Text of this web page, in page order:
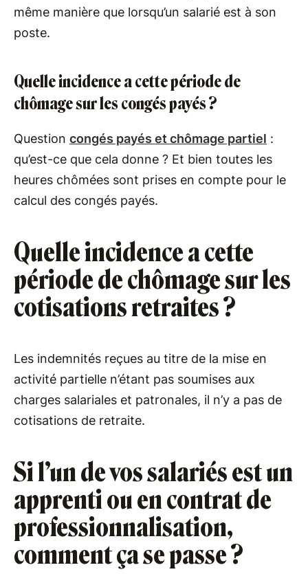
même manière que lorsqu’un salarié est à son
poste.
Quelle incidence a cette période de
chômage sur les congés payés ?
Question congés payés et chômage partiel :
qu’est-ce que cela donne ? Et bien toutes les
heures chômées sont prises en compte pour le
calcul des congés payés.
Quelle incidence a cette
période de chômage sur les
cotisations retraites ?
Les indemnités reçues au titre de la mise en
activité partielle n’étant pas soumises aux
charges salariales et patronales, il n’y a pas de
cotisations de retraite.
Si l’un de vos salariés est un
apprenti ou en contrat de
professionnalisation,
comment ça se passe ?